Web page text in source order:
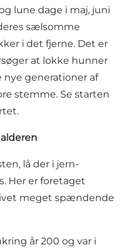
lune dage i maj, juni
sælsomme
i det fjerne. Det er
at lokke hunner
generationer af
stemme. Se starten
lå der i jern-
Her er foretaget
meget spændende
år 200 og var i